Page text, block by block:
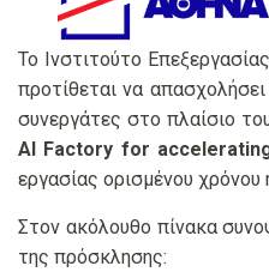
Το Ινστιτούτο
προτίθεται να
συνεργάτες στο πλαίσιο
AI Factory for
εργασίας ορισμένου
Στον ακόλουθο πίνακα
της πρόσκλησης: